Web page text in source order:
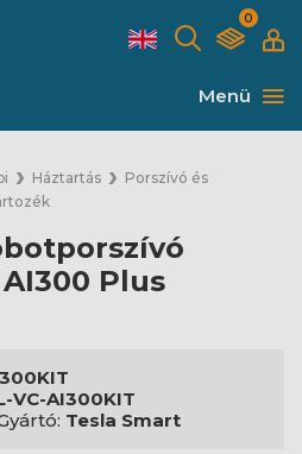
0
Menü
Háztartás
Porszívó és
Plus
VC-AI300KIT
Tesla Smart